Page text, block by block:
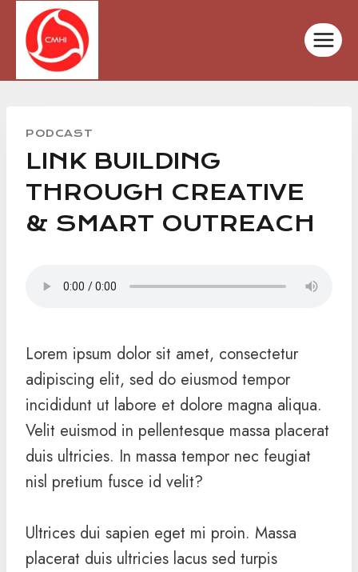
content
PODCAST
LINK BUILDING
THROUGH CREATIVE
& SMART OUTREACH
Lorem ipsum dolor sit amet, consectetur
adipiscing elit, sed do eiusmod tempor
incididunt ut labore et dolore magna aliqua.
Velit euismod in pellentesque massa placerat
duis ultricies. In massa tempor nec feugiat
nisl pretium fusce id velit?
Ultrices dui sapien eget mi proin. Massa
placerat duis ultricies lacus sed turpis